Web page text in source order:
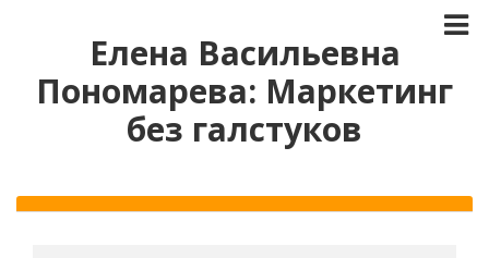
Елена Васильевна
Пономарева: Маркетинг
без галстуков